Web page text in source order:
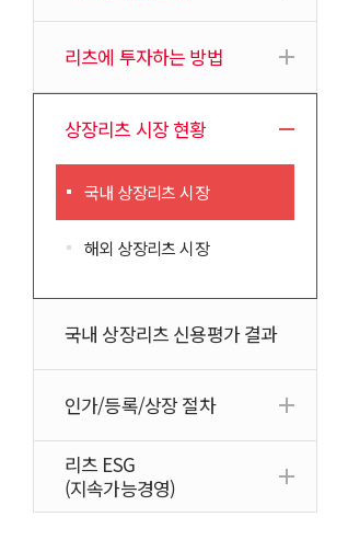
리츠에 투자하는 방법
상장리츠 시장 현황
국내 상장리츠 시장
해외 상장리츠 시장
국내 상장리츠 신용평가 결과
인가/등록/상장 절차
리츠 ESG
(지속가능경영)